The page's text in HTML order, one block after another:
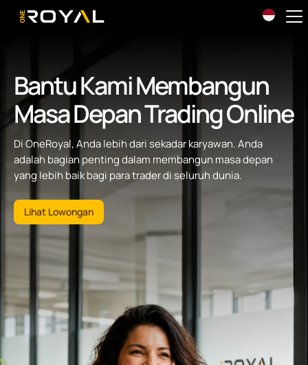
OneRoyal Home
Bantu Kami Membangun
Masa Depan Trading Online
Di OneRoyal, Anda lebih dari sekadar karyawan. Anda
adalah bagian penting dalam membangun masa depan
yang lebih baik bagi para trader di seluruh dunia.
Lihat Lowongan